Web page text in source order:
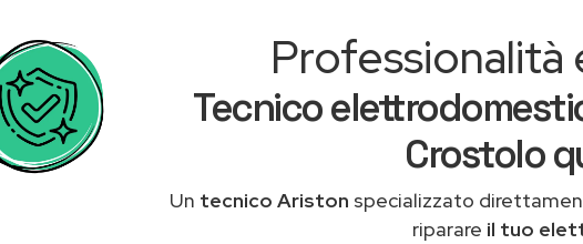
Tecnico
Crostolo
Un tecnico Ariston specializzato
riparare il tuo